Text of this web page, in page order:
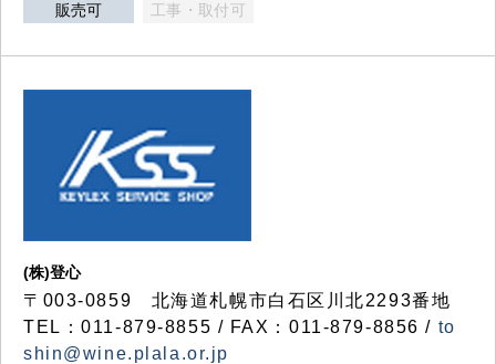
販売可 工事・取付可
(株)登心
〒003-0859 北海道札幌市白石区川北2293番地
TEL：011-879-8855 / FAX：011-879-8856 / to
shin@wine.plala.or.jp